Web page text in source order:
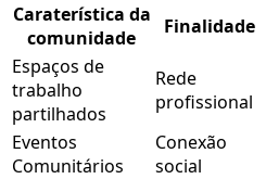
Caraterística da
comunidade
Finalidade
Espaços de
trabalho
partilhados
Rede
profissional
Eventos
Comunitários
Conexão
social